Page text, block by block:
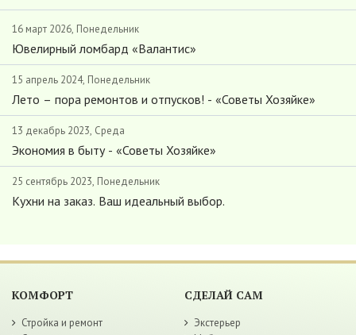
16 март 2026, Понедельник
Ювелирный ломбард «Валантис»
15 апрель 2024, Понедельник
Лето – пора ремонтов и отпусков! - «Советы Хозяйке»
13 декабрь 2023, Среда
Экономия в быту - «Советы Хозяйке»
25 сентябрь 2023, Понедельник
Кухни на заказ. Ваш идеальный выбор.
КОМФОРТ
Стройка и ремонт
СДЕЛАЙ САМ
Экстерьер